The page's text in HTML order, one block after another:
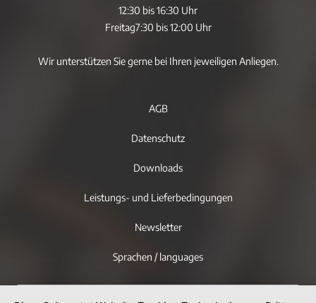
12:30 bis 16:30 Uhr
Freitag7:30 bis 12:00 Uhr
Wir unterstützen Sie gerne bei Ihren jeweiligen Anliegen.
AGB
Datenschutz
Downloads
Leistungs- und Lieferbedingungen
Newsletter
Sprachen / languages